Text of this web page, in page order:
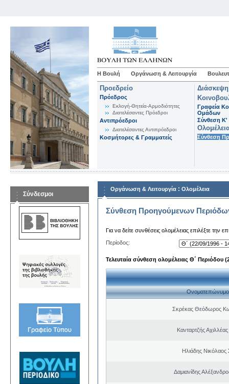
Η Βουλή Οργάνωση & Λειτουργία
Προεδρείο
Πρόεδρος
Εκλογή-Θητεία-Αρμοδιότητες
Διατελέσαντες Πρόεδροι
Αντιπρόεδροι
Διατελέσαντες Αντιπρόεδροι
Κοσμήτορες & Γραμματείς
Γραφεία
Ομάδων
Σύνθεση K'
Σύνθεση
Σύνδεσμοι
Οργάνωση & Λειτουργία : Ολομέλεια
Σύνθεση Προηγούμενων
Για να δείτε συνθέσεις ολομέλειας επιλέξτε την
Περίοδος:
Τελευταία σύνθεση ολομέλειας Θ΄ Περιόδου
Ονοματεπώνυμο
Σκρέκας Θεόδωρος
Κανταρτζής
Ηλιάδης Νικόλαος
Δαμιανίδης